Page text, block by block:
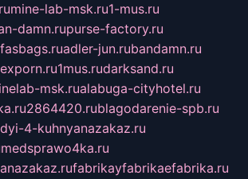
mine-lab-msk.ru1-mus.ru
damn.rupurse-factory.ru
fasbags.ruadler-jun.rubandamn.ru
1mus.rudarksand.ru
msk.rualabuga-cityhotel.ru
2864420.rublagodarenie-spb.ru
4-kuhnyanazakaz.ru
medsprawo4ka.ru
fabrikayfabrikaefabrika.ru